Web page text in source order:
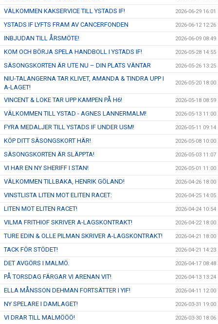
VÄLKOMMEN KAKSERVICE TILL YSTADS IF! 2026-06-29 16:01
YSTADS IF LYFTS FRAM AV CANCERFONDEN 2026-06-12 12:26
INBJUDAN TILL ÅRSMÖTE! 2026-06-09 08:49
KOM OCH BÖRJA SPELA HANDBOLL I YSTADS IF! 2026-05-28 14:55
SÄSONGSKORTEN ÄR UTE NU – DIN PLATS VÄNTAR 2026-05-26 13:25
NIU-TALANGERNA TAR KLIVET, AMANDA & TINDRA UPP I
A-LAGET!
2026-05-20 18:00
VINCENT & LOKE TAR UPP KAMPEN PÅ H6! 2026-05-18 08:59
VÄLKOMMEN TILL YSTAD - AGNES LANNERMALM! 2026-05-13 11:00
FYRA MEDALJER TILL YSTADS IF UNDER USM! 2026-05-11 09:14
KÖP DITT SÄSONGSKORT HÄR! 2026-05-08 10:00
SÄSONGSKORTEN ÄR SLÄPPTA! 2026-05-03 11:07
VI HAR EN NY SHERIFF I STAN! 2026-05-01 11:00
VÄLKOMMEN TILLBAKA, HENRIK GÖLAND! 2026-04-26 18:00
VINSTLISTA LITEN MOT ELITEN RACET: 2026-04-25 14:05
LITEN MOT ELITEN RACET! 2026-04-24 10:54
VILMA FRITHIOF SKRIVER A-LAGSKONTRAKT! 2026-04-22 18:00
TURE EDIN & OLLE PILMAN SKRIVER A-LAGSKONTRAKT! 2026-04-21 18:00
TACK FÖR STÖDET! 2026-04-21 14:23
DET AVGÖRS I MALMÖ. 2026-04-17 08:48
PÅ TORSDAG FÄRGAR VI ARENAN VIT! 2026-04-13 13:24
ELLA MÅNSSON DEHMAN FORTSÄTTER I YIF! 2026-04-11 12:00
NY SPELARE I DAMLAGET! 2026-03-31 19:00
VI DRAR TILL MALMÖÖÖ! 2026-03-30 18:06